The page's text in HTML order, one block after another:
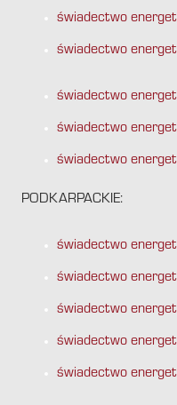
świadectwo
świadectwo
świadectwo
świadectwo
świadectwo
PODKARPACKIE:
świadectwo
świadectwo
świadectwo
świadectwo
świadectwo